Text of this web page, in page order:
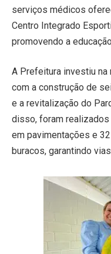
serviços médicos
Centro Integrado
promovendo a
A Prefeitura investiu na
com a construção de
e a revitalização do
disso, foram
em pavimentações e
buracos, garantindo